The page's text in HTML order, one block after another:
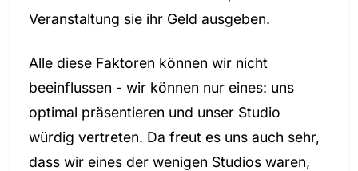
Veranstaltung sie ihr Geld ausgeben.
Alle diese Faktoren können wir nicht
beeinflussen - wir können nur eines: uns
optimal präsentieren und unser Studio
würdig vertreten. Da freut es uns auch sehr,
dass wir eines der wenigen Studios waren,